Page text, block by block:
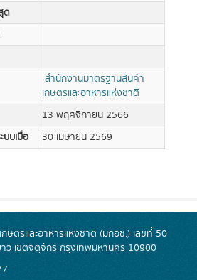
ด
สำนักงานมาตรฐานสินค้า
เกษตรและอาหารแห่งชาติ
13 พฤศจิกายน 2566
บเมื่อ
30 เมษายน 2569
ษตรและอาหารแห่งชาติ (มกอช.) เลขที่ 50
ว เขตจตุจักร กรุงเทพมหานคร 10900